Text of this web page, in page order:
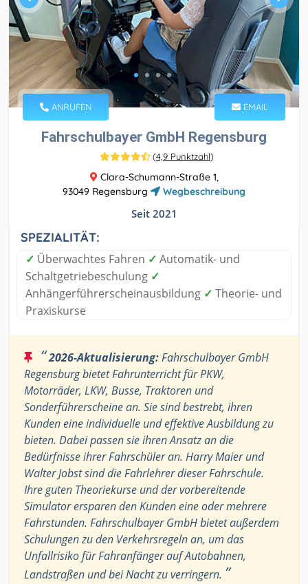
ANRUFEN EMAIL
Fahrschulbayer GmbH Regensburg
(4,9 Punktzahl)
Clara-Schumann-Straße 1,
93049 Regensburg
Wegbeschreibung
Seit 2021
SPEZIALITÄT:
✓ Überwachtes Fahren ✓ Automatik- und
Schaltgetriebeschulung ✓
Anhängerführerscheinausbildung ✓ Theorie- und
Praxiskurse
“2026-Aktualisierung:Fahrschulbayer GmbH
Regensburg bietet Fahrunterricht für PKW,
Motorräder, LKW, Busse, Traktoren und
Sonderführerscheine an. Sie sind bestrebt, ihren
Kunden eine individuelle und effektive Ausbildung zu
bieten. Dabei passen sie ihren Ansatz an die
Bedürfnisse ihrer Fahrschüler an. Harry Maier und
Walter Jobst sind die Fahrlehrer dieser Fahrschule.
Ihre guten Theoriekurse und der vorbereitende
Simulator ersparen den Kunden eine oder mehrere
Fahrstunden. Fahrschulbayer GmbH bietet außerdem
Schulungen zu den Verkehrsregeln an, um das
Unfallrisiko für Fahranfänger auf Autobahnen,
Landstraßen und bei Nacht zu verringern. ”